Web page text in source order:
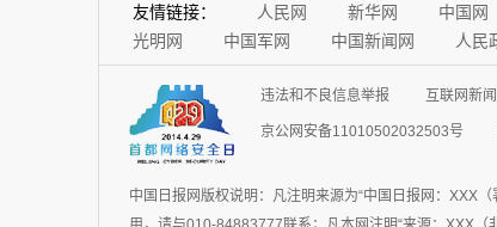
友情链接： 人民网 新华网 中国网
光明网
中国军网 中国新闻网 人民
违法和不良信息举报 互联网新
京公网安备11010502032503号
中国日报网版权说明：凡注明来源为“中国日报网：XXX